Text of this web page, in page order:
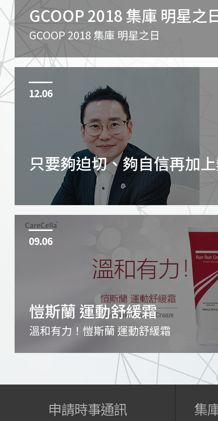
GCOOP 2018 集庫 明星之
GCOOP 2018 集庫 明星之日
12.06
09.06
愷斯蘭 運動舒緩霜
溫和有力！愷斯蘭 運動舒緩霜
申請時事通訊 集